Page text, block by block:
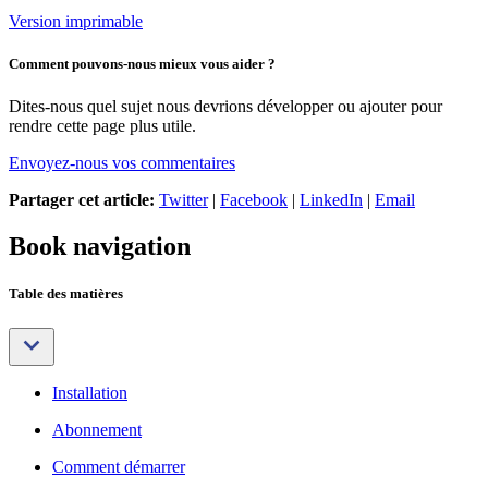
Version imprimable
Comment pouvons-nous mieux vous aider ?
Dites-nous quel sujet nous devrions développer ou ajouter pour
rendre cette page plus utile.
Envoyez-nous vos commentaires
Partager cet article: Twitter| Facebook | LinkedIn | Email
Book navigation
Table des matières
Installation
Abonnement
Comment démarrer